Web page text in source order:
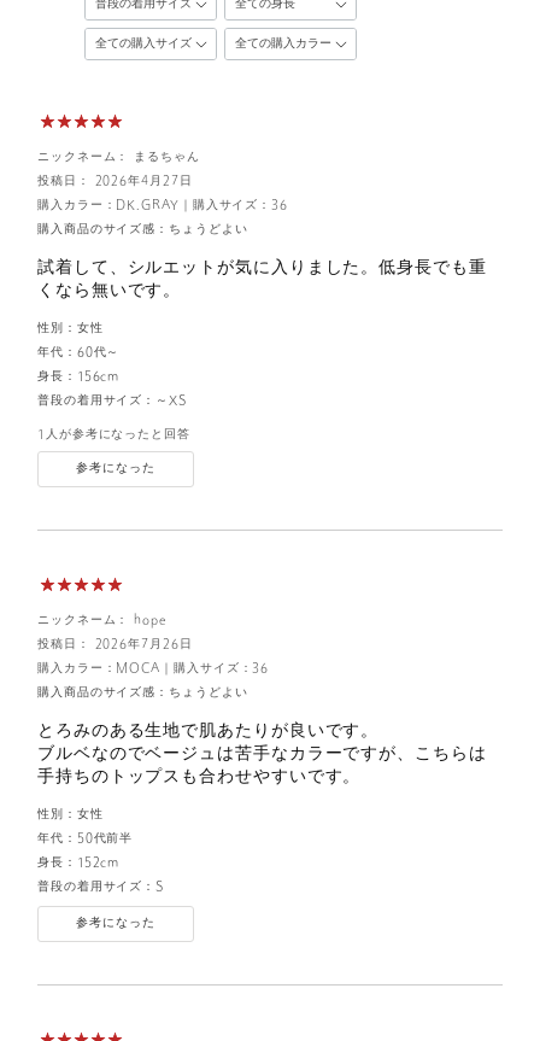
ニックネーム： まるちゃん
投稿日： 2026年4月27日
購入サイズ：36
購入カラー：DK.GRAY
購入商品のサイズ感： ちょうどよい
試着して、シルエットが気に入りました。低身長でも重
くなら無いです。
性別： 女性
年代： 60代～
身長： 156cm
普段の着用サイズ：
～XS
1人が参考になったと回答
参考になった
ニックネーム： hope
投稿日： 2026年7月26日
購入サイズ：36
｜
購入カラー：MOCA
購入商品のサイズ感： ちょうどよい
とろみのある生地で肌あたりが良いです。
ブルベなのでベージュは苦手なカラーですが、こちらは
手持ちのトップスも合わせやすいです。
性別： 女性
年代： 50代前半
身長： 152cm
普段の着用サイズ：S
参考になった